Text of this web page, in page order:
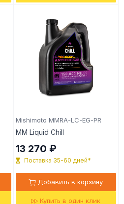
Mishimoto MMRA-LC-EG-PR
MM Liquid Chill
13 270 ₽
Поставка 35-60 дней*
Добавить в корзину
Купить в один клик